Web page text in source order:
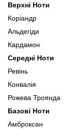
Верхні Ноти
Коріандр
Альдегіди
Кардамон
Середні Ноти
Ревінь
Конвалія
Рожева Троянда
Базові Ноти
Амброксан